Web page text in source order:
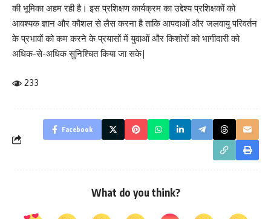
की भूमिका अहम रही है। इस प्रशिक्षण कार्यक्रम का उद्देश्य प्रशिक्षकों को
आवश्यक ज्ञान और कौशल से लैस करना है ताकि आपदाओं और जलवायु परिवर्तन
के प्रभावों को कम करने के प्रयासों में युवाओं और किशोरों को भागीदारी को
अधिक-से-अधिक सुनिश्चित किया जा सके|
233
Facebook
What do you think?